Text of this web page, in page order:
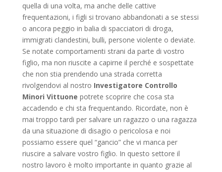
quella di una volta, ma anche delle cattive
frequentazioni, i figli si trovano abbandonati a se stessi
o ancora peggio in balia di spacciatori di droga,
immigrati clandestini, bulli, persone violente o deviate.
Se notate comportamenti strani da parte di vostro
figlio, ma non riuscite a capirne il perché e sospettate
che non stia prendendo una strada corretta
rivolgendovi al nostro Investigatore Controllo
Minori Vittuone potrete scoprire che cosa sta
accadendo e chi sta frequentando. Ricordate, non è
mai troppo tardi per salvare un ragazzo o una ragazza
da una situazione di disagio o pericolosa e noi
possiamo essere quel “gancio” che vi manca per
riuscire a salvare vostro figlio. In questo settore il
nostro lavoro è molto importante in quanto grazie al